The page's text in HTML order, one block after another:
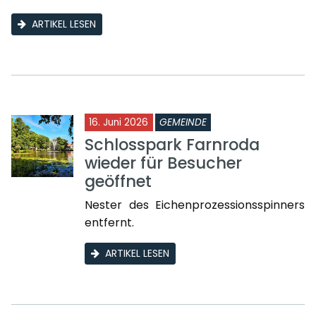
ARTIKEL LESEN
16. Juni 2026 GEMEINDE
Schlosspark Farnroda
wieder für Besucher
geöffnet
Nester des Eichenprozessionsspinners
entfernt.
ARTIKEL LESEN